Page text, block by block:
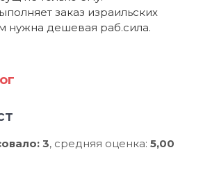
заказ израильских
нужна дешевая раб.сила.
3, средняя оценка: 5,00